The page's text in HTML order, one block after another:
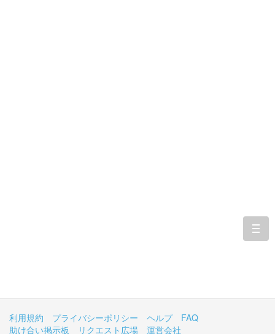
利用規約 プライバシーポリシー ヘルプ
FAQ
助け合い掲示板
リクエスト広場 運営会社